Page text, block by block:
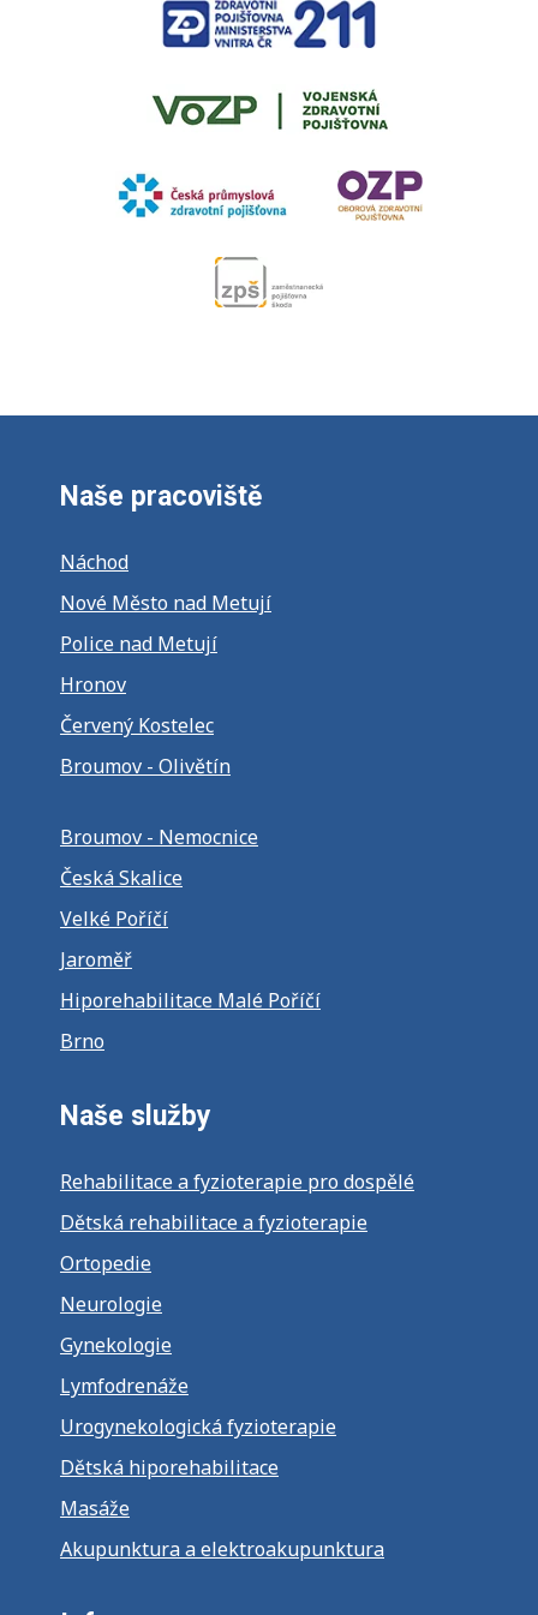
Naše pracoviště
Náchod
Nové Město nad Metují
Police nad Metují
Hronov
Červený Kostelec
Broumov - Olivětín
Broumov - Nemocnice
Česká Skalice
Velké Poříčí
Jaroměř
Hiporehabilitace Malé Poříčí
Brno
Naše služby
Rehabilitace a fyzioterapie pro dospělé
Dětská rehabilitace a fyzioterapie
Ortopedie
Neurologie
Gynekologie
Lymfodrenáže
Urogynekologická fyzioterapie
Dětská hiporehabilitace
Masáže
Akupunktura a elektroakupunktura